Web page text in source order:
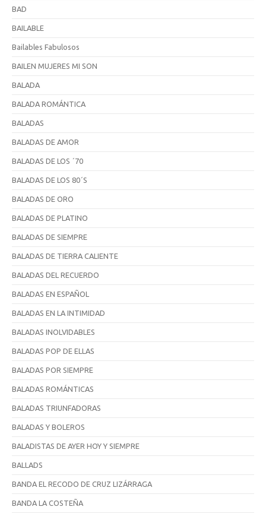
BAD
BAILABLE
Bailables Fabulosos
BAILEN MUJERES MI SON
BALADA
BALADA ROMÁNTICA
BALADAS
BALADAS DE AMOR
BALADAS DE LOS ´70
BALADAS DE LOS 80´S
BALADAS DE ORO
BALADAS DE PLATINO
BALADAS DE SIEMPRE
BALADAS DE TIERRA CALIENTE
BALADAS DEL RECUERDO
BALADAS EN ESPAÑOL
BALADAS EN LA INTIMIDAD
BALADAS INOLVIDABLES
BALADAS POP DE ELLAS
BALADAS POR SIEMPRE
BALADAS ROMÁNTICAS
BALADAS TRIUNFADORAS
BALADAS Y BOLEROS
BALADISTAS DE AYER HOY Y SIEMPRE
BALLADS
BANDA EL RECODO DE CRUZ LIZÁRRAGA
BANDA LA COSTEÑA